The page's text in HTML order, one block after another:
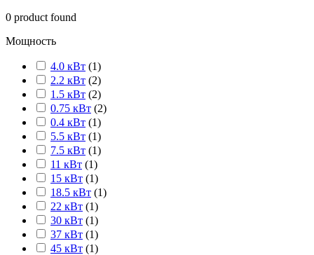
0 product found
Мощность
4.0 кВт (1)
2.2 кВт (2)
1.5 кВт (2)
0.75 кВт (2)
0.4 кВт (1)
5.5 кВт (1)
7.5 кВт (1)
11 кВт (1)
15 кВт (1)
18.5 кВт (1)
22 кВт (1)
30 кВт (1)
37 кВт (1)
45 кВт (1)